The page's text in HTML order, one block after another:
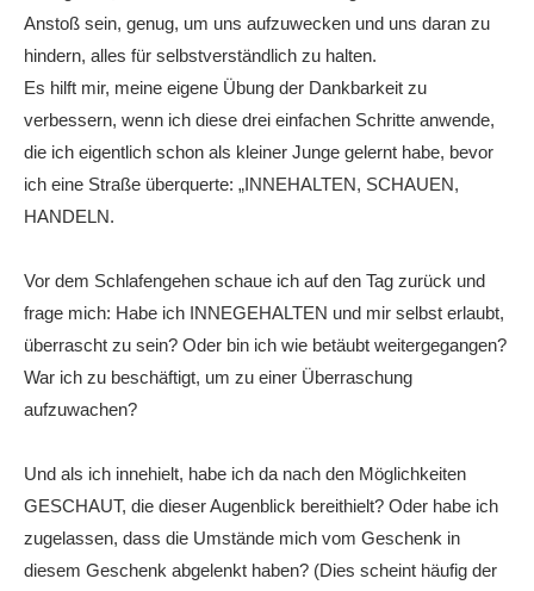
Anstoß sein, genug, um uns aufzuwecken und uns daran zu
hindern, alles für selbstverständlich zu halten.
Es hilft mir, meine eigene Übung der Dankbarkeit zu
verbessern, wenn ich diese drei einfachen Schritte anwende,
die ich eigentlich schon als kleiner Junge gelernt habe, bevor
ich eine Straße überquerte: „INNEHALTEN, SCHAUEN,
HANDELN.
Vor dem Schlafengehen schaue ich auf den Tag zurück und
frage mich: Habe ich INNEGEHALTEN und mir selbst erlaubt,
überrascht zu sein? Oder bin ich wie betäubt weitergegangen?
War ich zu beschäftigt, um zu einer Überraschung
aufzuwachen?
Und als ich innehielt, habe ich da nach den Möglichkeiten
GESCHAUT, die dieser Augenblick bereithielt? Oder habe ich
zugelassen, dass die Umstände mich vom Geschenk in
diesem Geschenk abgelenkt haben? (Dies scheint häufig der